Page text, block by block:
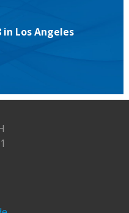
in Los Angeles